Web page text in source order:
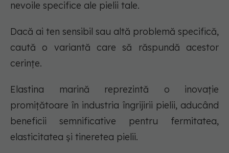
nevoile specifice ale pielii tale.
Dacă ai ten sensibil sau altă problemă specifică,
caută o variantă care să răspundă acestor
cerințe.
Elastina marină reprezintă o inovație
promițătoare în industria îngrijirii pielii, aducând
beneficii semnificative pentru fermitatea,
elasticitatea și tineretea pielii.